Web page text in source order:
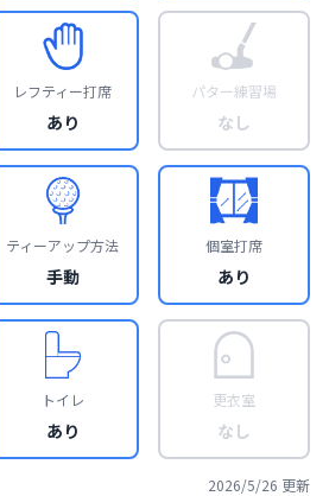
レフティー打席
あり
パター練習場
なし
ティーアップ方法
手動
個室打席
あり
トイレ
あり
更衣室
なし
2026/5/26 更新